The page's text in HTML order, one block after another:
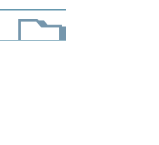
Española,
uso del
y en